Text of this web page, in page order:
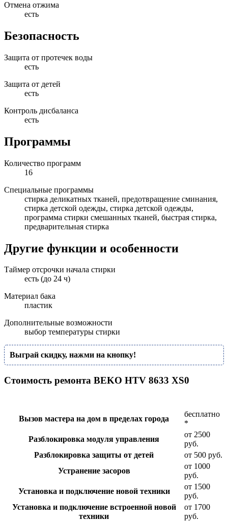
Отмена отжима
есть
Безопасность
Защита от протечек воды
есть
Защита от детей
есть
Контроль дисбаланса
есть
Программы
Количество программ
16
Специальные программы
стирка деликатных тканей, предотвращение сминания,
стирка детской одежды, стирка детской одежды,
программа стирки смешанных тканей, быстрая стирка,
предварительная стирка
Другие функции и особенности
Таймер отсрочки начала стирки
есть (до 24 ч)
Материал бака
пластик
Дополнительные возможности
выбор температуры стирки
Выграй скидку, нажми на кнопку!
Стоимость ремонта BEKO HTV 8633 XS0
Вызов мастера на дом в пределах города
бесплатно
*
Разблокировка модуля управления
от 2500
руб.
Разблокировка защиты от детей
от 500 руб.
Устранение засоров
от 1000
руб.
Установка и подключение новой техники
от 1500
руб.
Установка и подключение встроенной новой
техники
от 1700
руб.